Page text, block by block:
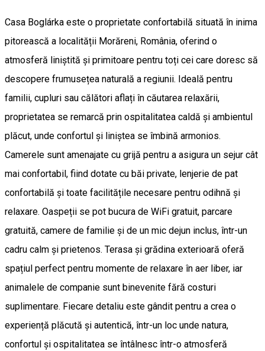
Casa Boglárka este o proprietate confortabilă situată în inima
pitorească a localității Morăreni, România, oferind o
atmosferă liniștită și primitoare pentru toți cei care doresc să
descopere frumusețea naturală a regiunii. Ideală pentru
familii, cupluri sau călători aflați în căutarea relaxării,
proprietatea se remarcă prin ospitalitatea caldă și ambientul
plăcut, unde confortul și liniștea se îmbină armonios.
Camerele sunt amenajate cu grijă pentru a asigura un sejur cât
mai confortabil, fiind dotate cu băi private, lenjerie de pat
confortabilă și toate facilitățile necesare pentru odihnă și
relaxare. Oaspeții se pot bucura de WiFi gratuit, parcare
gratuită, camere de familie și de un mic dejun inclus, într-un
cadru calm și prietenos. Terasa și grădina exterioară oferă
spațiul perfect pentru momente de relaxare în aer liber, iar
animalele de companie sunt binevenite fără costuri
suplimentare. Fiecare detaliu este gândit pentru a crea o
experiență plăcută și autentică, într-un loc unde natura,
confortul și ospitalitatea se întâlnesc într-o atmosferă